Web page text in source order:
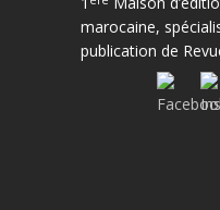
marocaine,
publication de